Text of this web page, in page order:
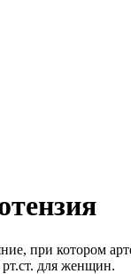
при котором
для женщин.